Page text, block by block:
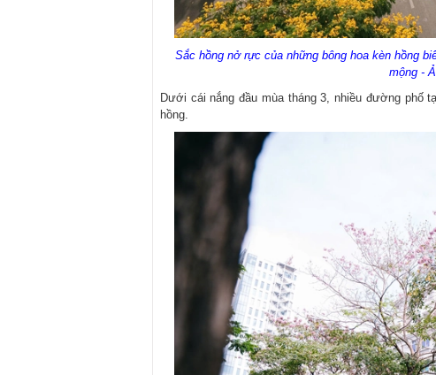
Sắc hồng nở rực của những bông hoa kèn hồng
mộng -
Dưới cái nắng đầu mùa tháng 3, nhiều đường phố
hồng.